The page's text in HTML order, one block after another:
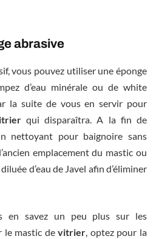
abrasive
vous pouvez utiliser une éponge
d’eau minérale ou de white
la suite de vous en servir pour
qui disparaîtra. A la fin de
nettoyant pour baignoire sans
emplacement du mastic ou
d’eau de Javel afin d’éliminer
en savez un peu plus sur les
le mastic devitrier, optez pour la